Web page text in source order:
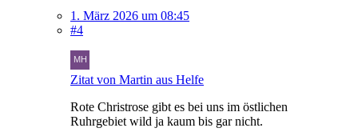
1. März 2026 um 08:45
#4
Zitat von Martin aus Helfe
Rote Christrose gibt es bei uns im östlichen
Ruhrgebiet wild ja kaum bis gar nicht.